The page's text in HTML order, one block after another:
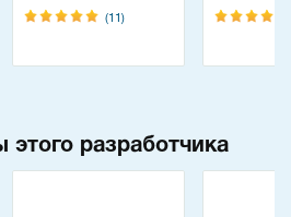
(11)
этого разработчика